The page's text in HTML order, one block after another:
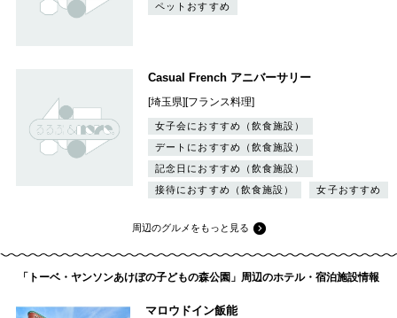
ペットおすすめ
Casual French アニバーサリー
[埼玉県][フランス料理]
女子会におすすめ（飲食施設）
デートにおすすめ（飲食施設）
記念日におすすめ（飲食施設）
接待におすすめ（飲食施設）
女子おすすめ
周辺のグルメをもっと見る
「トーベ・ヤンソンあけぼの子どもの森公園」周辺のホテル・宿泊施設情報
マロウドイン飯能